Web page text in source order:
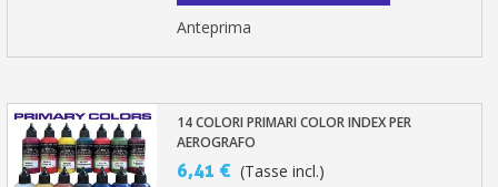
Anteprima
14 COLORI PRIMARI COLOR INDEX PER
AEROGRAFO
6,41 € (Tasse incl.)